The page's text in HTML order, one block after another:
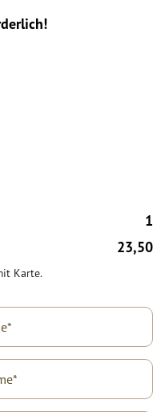
1
23,50
Karte.